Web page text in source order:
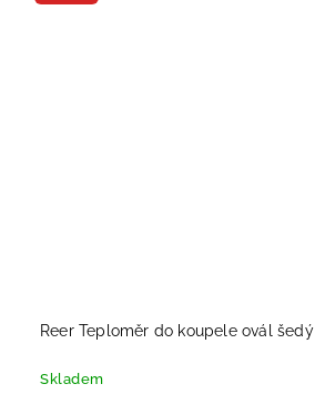
Reer Teploměr do koupele ovál šedý
Skladem